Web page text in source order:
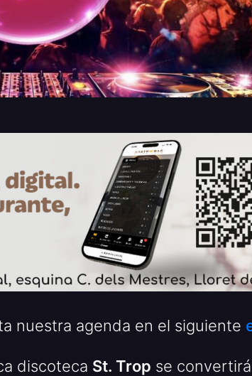
nuestra agenda en el siguiente
discoteca St. Trop se